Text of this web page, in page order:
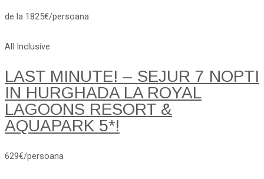
de la 1825€/persoana
All Inclusive
LAST MINUTE! – SEJUR 7 NOPTI
IN HURGHADA LA ROYAL
LAGOONS RESORT &
AQUAPARK 5*!
629€/persoana